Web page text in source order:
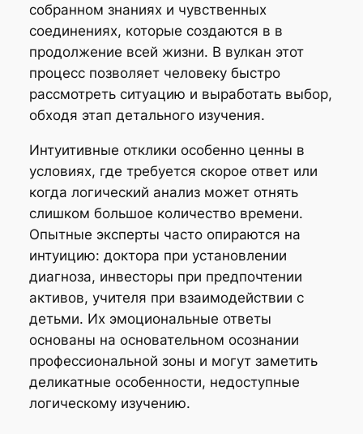
собранном знаниях и чувственных
соединениях, которые создаются в в
продолжение всей жизни. В вулкан этот
процесс позволяет человеку быстро
рассмотреть ситуацию и выработать выбор,
обходя этап детального изучения.
Интуитивные отклики особенно ценны в
условиях, где требуется скорое ответ или
когда логический анализ может отнять
слишком большое количество времени.
Опытные эксперты часто опираются на
интуицию: доктора при установлении
диагноза, инвесторы при предпочтении
активов, учителя при взаимодействии с
детьми. Их эмоциональные ответы
основаны на основательном осознании
профессиональной зоны и могут заметить
деликатные особенности, недоступные
логическому изучению.